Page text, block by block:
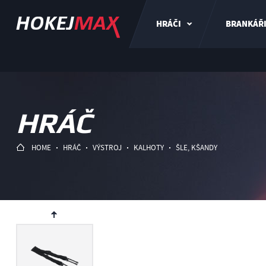
HRÁČI
HRÁČ
HOME HRÁČ VÝSTROJ KALHOTY ŠLE, KŠANDY